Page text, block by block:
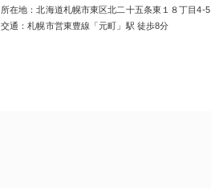
所在地：北海道札幌市東区北二十五条東１８丁目4-5
交通：札幌市営東豊線「元町」駅 徒歩8分